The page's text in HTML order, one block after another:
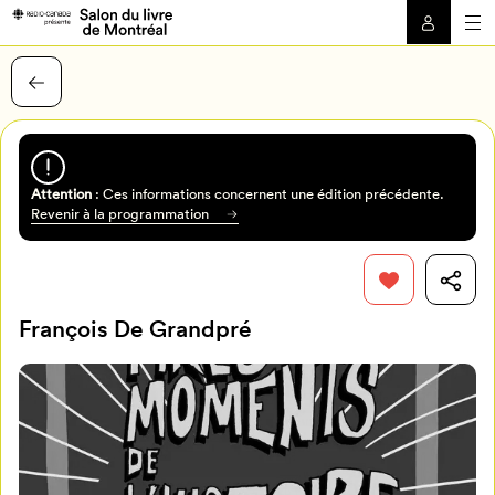
Attention: Ces informations concernent une édition précédente.
Revenir à la programmation
François De Grandpré